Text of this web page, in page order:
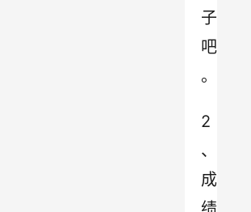
子
吧
。
2
、
成